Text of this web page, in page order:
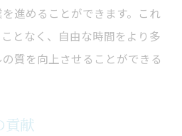
進めることができます。これ
となく、自由な時間をより多
質を向上させることができる
貢献